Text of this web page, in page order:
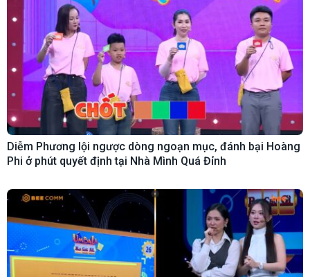
Diễm Phương lội ngược dòng ngoạn mục, đánh bại Hoàng
Phi ở phút quyết định tại Nhà Mình Quá Đỉnh